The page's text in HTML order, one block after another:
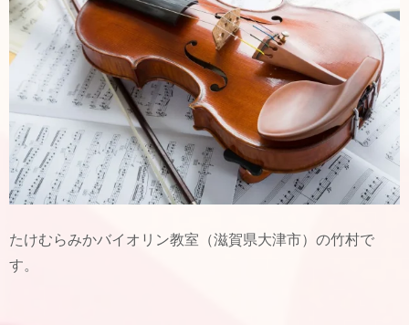
たけむらみかバイオリン教室（滋賀県大津市）の竹村で
す。